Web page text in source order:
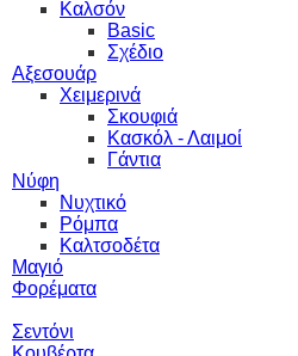
Καλσόν
Basic
Σχέδιο
Αξεσουάρ
Χειμερινά
Σκουφιά
Κασκόλ - Λαιμοί
Γάντια
Νύφη
Νυχτικό
Ρόμπα
Καλτσοδέτα
Μαγιό
Φορέματα
Σεντόνι